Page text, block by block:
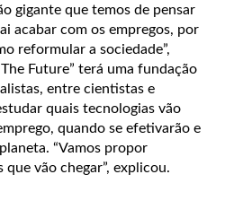
gigante que temos de pensar
acabar com os empregos, por
reformular a sociedade”,
Future” terá uma fundação
entre cientistas e
quais tecnologias vão
quando se efetivarão e
“Vamos propor
vão chegar”, explicou.